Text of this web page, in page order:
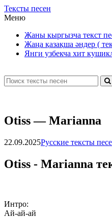
Тексты песен
Меню
Жаны кыргызча текст
Жаңа қазақша әндер (
Янги узбекча хит
Оtiss — Маriаnnа
22.09.2025Русские тексты
Оtiss - Маriаnnа
Интро:
Ай-ай-ай